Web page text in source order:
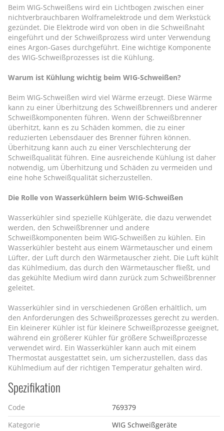
Beim WIG-Schweißens wird ein Lichtbogen zwischen einer
nichtverbrauchbaren Wolframelektrode und dem Werkstück
gezündet. Die Elektrode wird von oben in die Schweißnaht
eingeführt und der Schweißprozess wird unter Verwendung
eines Argon-Gases durchgeführt. Eine wichtige Komponente
des WIG-Schweißprozesses ist die Kühlung.
Warum ist Kühlung wichtig beim WIG-Schweißen?
Beim WIG-Schweißen wird viel Wärme erzeugt. Diese Wärme
kann zu einer Überhitzung des Schweißbrenners und anderer
Schweißkomponenten führen. Wenn der Schweißbrenner
überhitzt, kann es zu Schäden kommen, die zu einer
reduzierten Lebensdauer des Brenner führen können.
Überhitzung kann auch zu einer Verschlechterung der
Schweißqualität führen. Eine ausreichende Kühlung ist daher
notwendig, um Überhitzung und Schäden zu vermeiden und
eine hohe Schweißqualität sicherzustellen.
Die Rolle von Wasserkühlern beim WIG-Schweißen
Wasserkühler sind spezielle Kühlgeräte, die dazu verwendet
werden, den Schweißbrenner und andere
Schweißkomponenten beim WIG-Schweißen zu kühlen. Ein
Wasserkühler besteht aus einem Wärmetauscher und einem
Lüfter, der Luft durch den Wärmetauscher zieht. Die Luft kühlt
das Kühlmedium, das durch den Wärmetauscher fließt, und
das gekühlte Medium wird dann zurück zum Schweißbrenner
geleitet.
Wasserkühler sind in verschiedenen Größen erhältlich, um
den Anforderungen des Schweißprozesses gerecht zu werden.
Ein kleinerer Kühler ist für kleinere Schweißprozesse geeignet,
während ein größerer Kühler für größere Schweißprozesse
verwendet wird. Ein Wasserkühler kann auch mit einem
Thermostat ausgestattet sein, um sicherzustellen, dass das
Kühlmedium auf der richtigen Temperatur gehalten wird.
Spezifikation
Code
769379
Kategorie
WIG Schweißgeräte